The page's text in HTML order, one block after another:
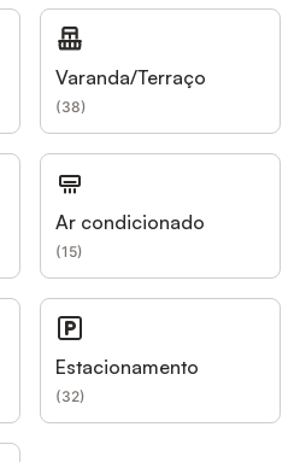
Varanda/Terraço
(38)
Ar condicionado
(15)
Estacionamento
(32)